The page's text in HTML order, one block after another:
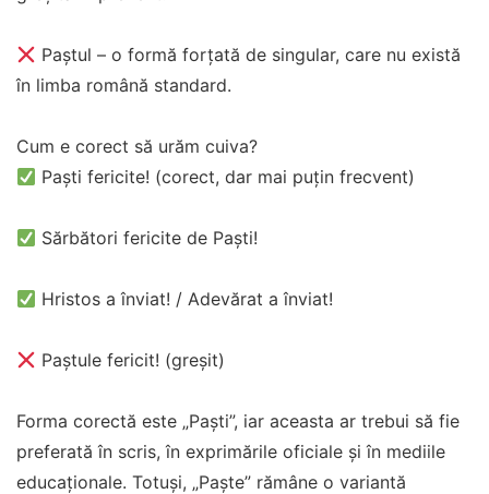
Paștul – o formă forțată de singular, care nu există
în limba română standard.
Cum e corect să urăm cuiva?
Paști fericite! (corect, dar mai puțin frecvent)
Sărbători fericite de Paști!
Hristos a înviat! / Adevărat a înviat!
Paștule fericit! (greșit)
Forma corectă este „Paști”, iar aceasta ar trebui să fie
preferată în scris, în exprimările oficiale și în mediile
educaționale. Totuși, „Paște” rămâne o variantă